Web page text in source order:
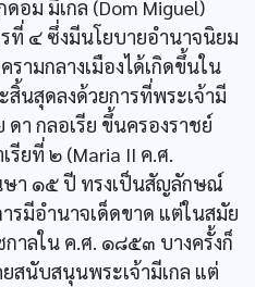
อม มีเกล (Dom Miguel)
ที่ ๔ ซึ่งมีนโยบายอำนาจนิยม
ามกลางเมืองได้เกิดขึ้นใน
นสุดลงด้วยการที่พระเจ้ามี
ดา กลอเรีย ขึ้นครองราชย์
รียที่ ๒ (Maria II ค.ศ.
า ๑๕ ปี ทรงเป็นสัญลักษณ์
รมีอำนาจเด็ดขาด แต่ในสมัย
าลใน ค.ศ. ๑๘๕๓ บางครั้งก็
สนับสนุนพระเจ้ามีเกล แต่